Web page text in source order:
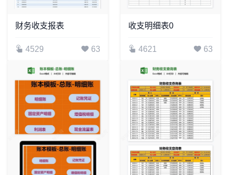
财务收支报表
4529 63
收支明细表0
4621 63